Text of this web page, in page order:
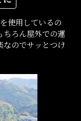
使用しているの
ちろん屋外での運
なのでサッとつけ